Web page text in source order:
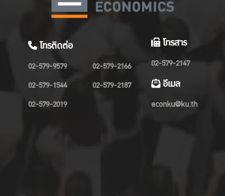
โทรติดต่อ
02-579-9579
02-579-1544
02-579-2019
02-579-2166
02-579-2187
โทรสาร
02-579-2147
อีเมล
econku@ku.th